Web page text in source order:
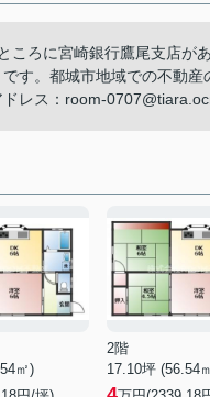
ろに宮崎銀行鷹尾支店が
す。都城市地域での不動産
レス：room-
㎡)
2階
17.10坪 (56.54